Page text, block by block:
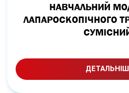
НАВЧАЛЬНИЙ
ЛАПАРОСКОПІЧНОГО